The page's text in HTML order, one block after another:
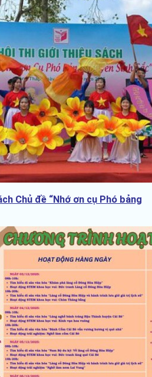
Chủ đề “Nhớ ơn cụ Phó bảng